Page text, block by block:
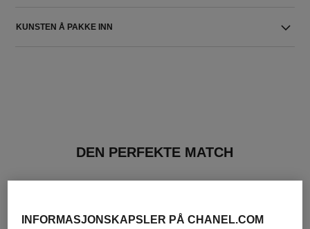
KUNSTEN Å PAKKE INN
DEN PERFEKTE MATCH
INFORMASJONSKAPSLER PÅ CHANEL.COM